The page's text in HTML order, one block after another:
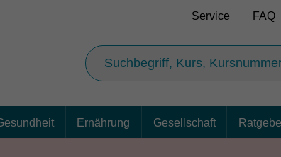
Service FAQ
Ernährung Gesellschaft